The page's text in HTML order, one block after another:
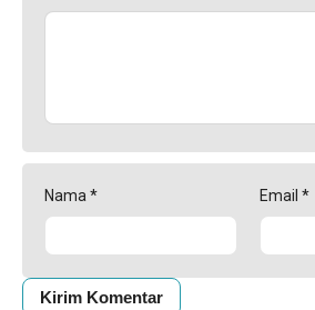
Nama * Email *